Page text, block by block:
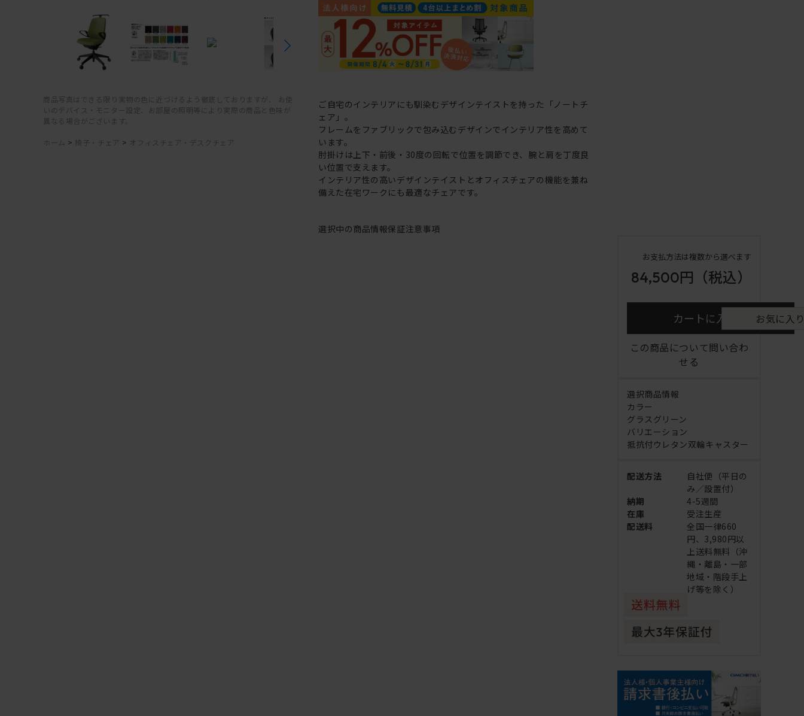
商品写真はできる限り実物の色に近づけるよう徹底しておりますが、 お使
いのデバイス・モニター設定、お部屋の照明等により実際の商品と色味が
異なる場合がございます。
ホーム > 椅子・チェア > オフィスチェア・デスクチェア
ご自宅のインテリアにも馴染むデザインテイストを持った「ノートチ
ェア」。
フレームをファブリックで包み込むデザインでインテリア性を高めて
います。
肘掛けは上下・前後・30度の回転で位置を調節でき、腕と肩を丁度良
い位置で支えます。
インテリア性の高いデザインテイストとオフィスチェアの機能を兼ね
備えた在宅ワークにも最適なチェアです。
選択中の商品情報保証注意事項
お支払方法は複数から選べます
84,500円 （税込）
カートに入れる お気に入
この商品について問い合わ
せる
選択商品情報
カラー
グラスグリーン
バリエーション
抵抗付ウレタン双輪キャスター
配送方法
自社便（平日の
み／設置付）
納期
4-5週間
在庫
受注生産
配送料
全国一律660
円、3,980円以
上送料無料（沖
縄・離島・一部
地域・階段手上
げ等を除く）